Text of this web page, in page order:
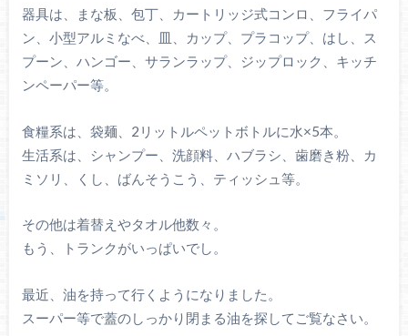
器具は、まな板、包丁、カートリッジ式コンロ、フライパ
ン、小型アルミなべ、皿、カップ、プラコップ、はし、ス
プーン、ハンゴー、サランラップ、ジップロック、キッチ
ンペーパー等。
食糧系は、袋麺、2リットルペットボトルに水×5本。
生活系は、シャンプー、洗顔料、ハブラシ、歯磨き粉、カ
ミソリ、くし、ばんそうこう、ティッシュ等。
その他は着替えやタオル他数々。
もう、トランクがいっぱいでし。
最近、油を持って行くようになりました。
スーパー等で蓋のしっかり閉まる油を探してご覧なさい。